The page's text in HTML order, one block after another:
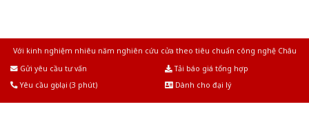
Với kinh nghiệm nhiêu năm nghiên cứu cửa theo tiêu chuẩn công nghệ Châu
Gửi yêu cầu tư vấn
Tải báo giá tổng hợp
Yêu cầu gọi lại (3 phút)
Dành cho đại lý